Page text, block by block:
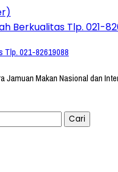
Tlp. 021-82619088
Jamuan Makan Nasional dan